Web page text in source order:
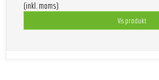
(inkl. moms)
Vis produkt